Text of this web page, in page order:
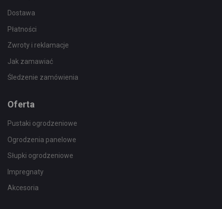
Dostawa
Płatności
Zwroty i reklamacje
Jak zamawiać
Śledzenie zamówienia
Oferta
Pustaki ogrodzeniowe
Ogrodzenia panelowe
Słupki ogrodzeniowe
Impregnaty
Akcesoria